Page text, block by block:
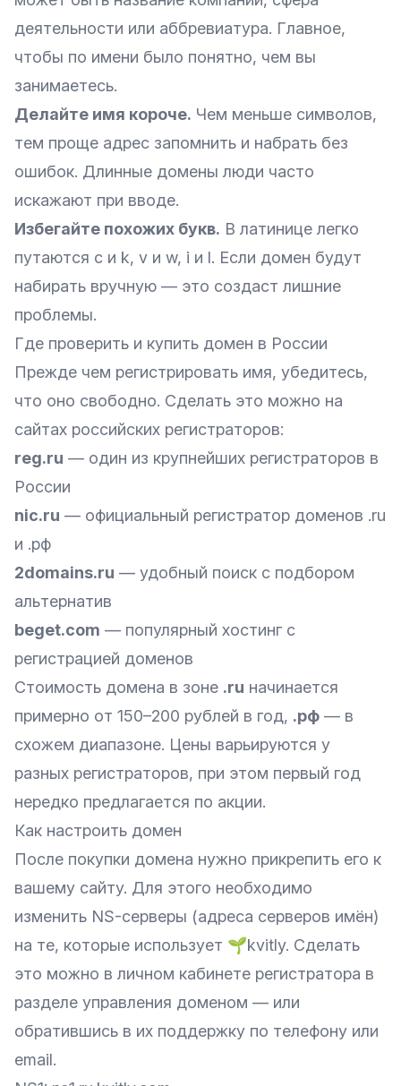
деятельности или аббревиатура. Главное,
чтобы по имени было понятно, чем вы
занимаетесь.
Делайте имя короче. Чем меньше символов,
тем проще адрес запомнить и набрать без
ошибок. Длинные домены люди часто
искажают при вводе.
Избегайте похожих букв. В латинице легко
путаются c и k, v и w, i и l. Если домен будут
набирать вручную — это создаст лишние
проблемы.
Где проверить и купить домен в России
Прежде чем регистрировать имя, убедитесь,
что оно свободно. Сделать это можно на
сайтах российских регистраторов:
reg.ru — один из крупнейших регистраторов в
России
nic.ru — официальный регистратор доменов .ru
и .рф
2domains.ru — удобный поиск с подбором
альтернатив
beget.com — популярный хостинг с
регистрацией доменов
Стоимость домена в зоне .ru начинается
примерно от 150–200 рублей в год, .рф — в
схожем диапазоне. Цены варьируются у
разных регистраторов, при этом первый год
нередко предлагается по акции.
Как настроить домен
После покупки домена нужно прикрепить его к
вашему сайту. Для этого необходимо
изменить NS-серверы (адреса серверов имён)
на те, которые использует 🌱kvitly. Сделать
это можно в личном кабинете регистратора в
разделе управления доменом — или
обратившись в их поддержку по телефону или
email.